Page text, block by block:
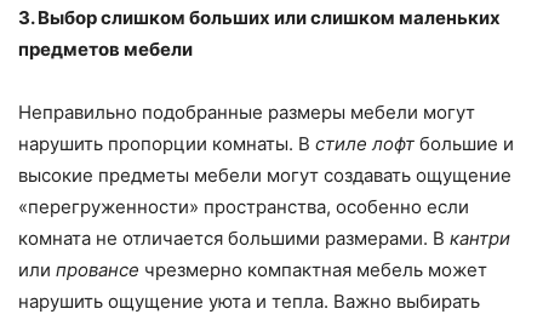
3. Выбор слишком больших или слишком маленьких
предметов мебели
Неправильно подобранные размеры мебели могут
нарушить пропорции комнаты. В стиле лофт большие и
высокие предметы мебели могут создавать ощущение
«перегруженности» пространства, особенно если
комната не отличается большими размерами. В кантри
или провансе чрезмерно компактная мебель может
нарушить ощущение уюта и тепла. Важно выбирать